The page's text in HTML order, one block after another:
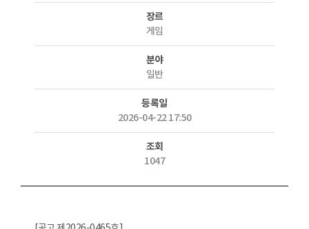
장르
게임
분야
일반
등록일
2026-04-22 17:50
조회
1047